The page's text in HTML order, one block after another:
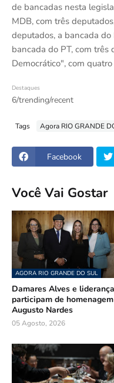
de bancadas nesta
MDB, com três
deputados, a bancada
bancada do PT, com
Democrático", com
Destaques
6/trending/recent
Tags Agora RIO GRANDE
Facebook
Você Vai Gostar
AGORA RIO GRANDE DO SUL
Damares Alves e
participam de
Augusto Nardes
05 Agosto, 2026